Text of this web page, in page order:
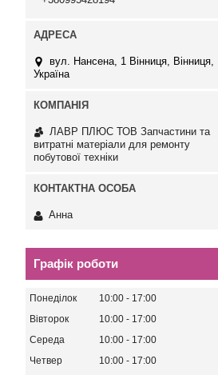
вул. Нансена, 1 Вінниця, Вінниця,
Україна
ЛАВР ПЛЮС ТОВ Запчастини та
витратні матеріали для ремонту
побутової техніки
Анна
Графік роботи
Понеділок 10:00
17:00
Вівторок
10:00
17:00
Середа
10:00
17:00
Четвер
10:00 17:00